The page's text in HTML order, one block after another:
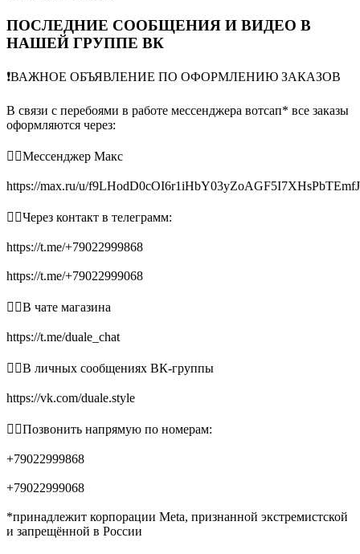
ПОСЛЕДНИЕ СООБЩЕНИЯ И ВИДЕО В
НАШЕЙ ГРУППЕ ВК
❗️ВАЖНОЕ ОБЪЯВЛЕНИЕ ПО ОФОРМЛЕНИЮ ЗАКАЗОВ
В связи с перебоями в работе мессенджера вотсап* все заказы
оформляются через:
👉🏻Мессенджер Макс
https://max.ru/u/
👉🏻Через контакт в телеграмм:
https://t.me/+79022999868
https://t.me/+79022999068
👉🏻В чате магазина
https://t.me/duale_chat
👉🏻В личных сообщениях ВК-группы
https://vk.com/duale.style
👉🏻Позвонить напрямую по номерам:
+79022999868
+79022999068
*принадлежит корпорации Meta, признанной экстремистской
и запрещённой в России